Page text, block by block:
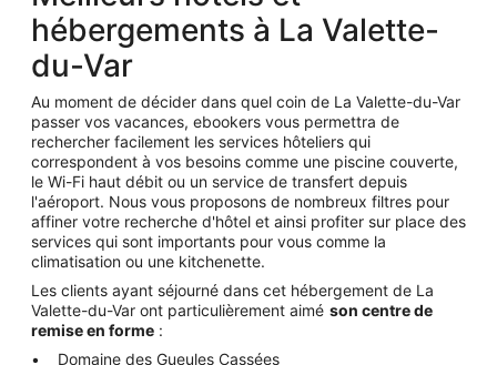
hébergements à La Valette-
du-Var
Au moment de décider dans quel coin de La Valette-du-Var
passer vos vacances, ebookers vous permettra de
rechercher facilement les services hôteliers qui
correspondent à vos besoins comme une piscine couverte,
le Wi-Fi haut débit ou un service de transfert depuis
l'aéroport. Nous vous proposons de nombreux filtres pour
affiner votre recherche d'hôtel et ainsi profiter sur place des
services qui sont importants pour vous comme la
climatisation ou une kitchenette.
Les clients ayant séjourné dans cet hébergement de La
Valette-du-Var ont particulièrement aimé son centre de
remise en forme :
Domaine des Gueules Cassées